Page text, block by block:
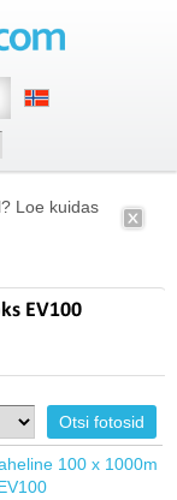
Loe kuidas
EV100